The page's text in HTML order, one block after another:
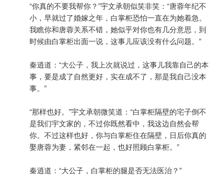
“你真的不要我帮你？”宇文承朝似笑非笑：“唐蓉年纪不
小，早就过了婚嫁之年，白掌柜恐怕一直在为她着急。
我瞧你和唐蓉关系不错，她似乎对你也有几分意思，到
时候由白掌柜出面一说，这事儿应该没有什么问题。”
秦逍道：“大公子，我上次就说过，这事儿我靠自己的本
事，要是成了自然更好，实在成不了，那是我自己没本
事。”
“那样也好。”宇文承朝微笑道：“白掌柜隔壁的宅子倒不
是我们宇文家的，不过你既然看中，我这边自然会帮
你。不过这样也好，你与白掌柜住在隔壁，日后你真的
娶唐蓉为妻，紧邻在一起，也好照顾白掌柜。”
秦逍道：“大公子，白掌柜的腿是否无法医治？”